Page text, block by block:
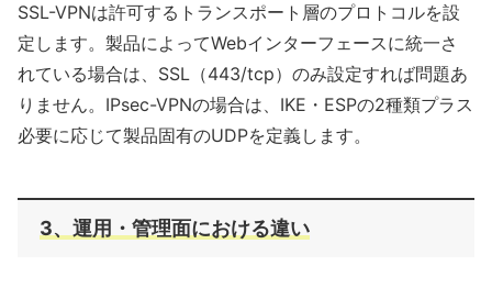
SSL-VPNは許可するトランスポート層のプロトコルを設
定します。製品によってWebインターフェースに統一さ
れている場合は、SSL（443/tcp）のみ設定すれば問題あ
りません。IPsec-VPNの場合は、IKE・ESPの2種類プラス
必要に応じて製品固有のUDPを定義します。
3、運用・管理面における違い